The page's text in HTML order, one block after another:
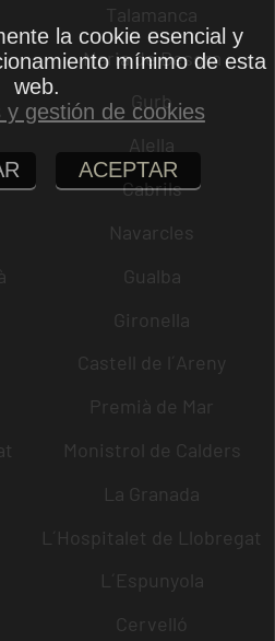
Talamanca
Maria de Besora
Gurb
Alella
Cabrils
Navarcles
Gualba
Gironella
Castell de l´Areny
Premià de Mar
Monistrol de Calders
La Granada
L´Hospitalet de Llobregat
L´Espunyola
Cervelló
la cookie esencial y
mínimo de esta
web.
gestión de cookies
ACEPTAR